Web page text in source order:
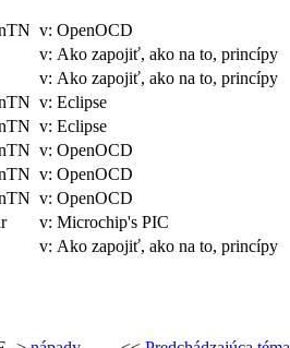
v: OpenOCD
v: Ako zapojiť, ako na to, princípy
v: Ako zapojiť, ako na to, princípy
v: Eclipse
v: Eclipse
v: OpenOCD
v: OpenOCD
v: OpenOCD
v: Microchip's PIC
v: Ako zapojiť, ako na to, princípy